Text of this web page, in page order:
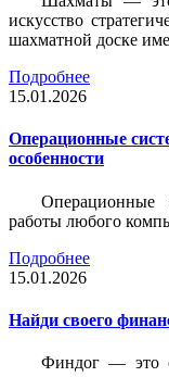
искусство
шахматной доске
Подробнее
15.01.2026
Операционные
особенности
работы любого
Подробнее
15.01.2026
Найди своего
Финдог — это